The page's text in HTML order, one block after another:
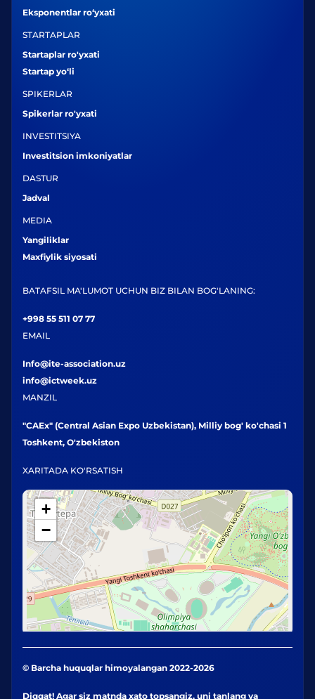
Eksponentlar ro‘yxati
STARTAPLAR
Startaplar ro'yxati
Startap yo‘li
SPIKERLAR
Spikerlar ro'yxati
INVESTITSIYA
Investitsion imkoniyatlar
DASTUR
Jadval
MEDIA
Yangiliklar
Maxfiylik siyosati
BATAFSIL MA'LUMOT UCHUN BIZ BILAN BOG'LANING:
+998 55 511 07 77
EMAIL
Info@ite-association.uz
info@ictweek.uz
MANZIL
"CAEx" (Central Asian Expo Uzbekistan), Milliy bog' ko'chasi 1
Toshkent, O'zbekiston
XARITADA KO'RSATISH
+
−
© Barcha huquqlar himoyalangan 2022-2026
Diqqat! Agar siz matnda xato topsangiz, uni tanlang va